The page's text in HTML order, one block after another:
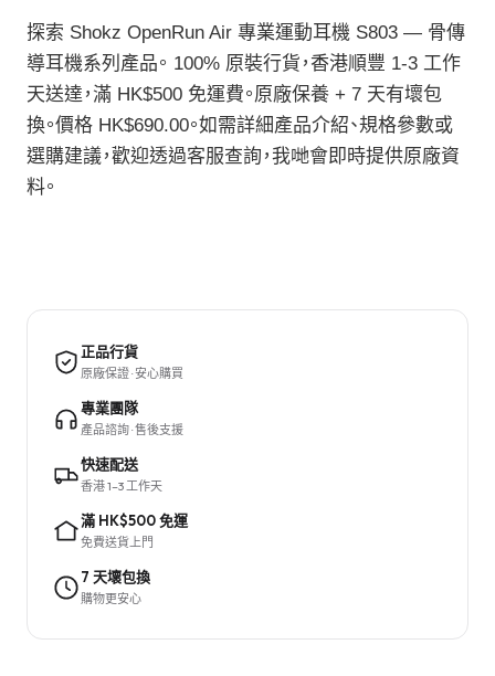
探索 Shokz OpenRun Air 專業運動耳機 S803 — 骨傳
導耳機系列產品。 100% 原裝行貨，香港順豐 1-3 工作
天送達，滿 HK$500 免運費。原廠保養 + 7 天有壞包
換。價格 HK$690.00。如需詳細產品介紹、規格參數或
選購建議，歡迎透過客服查詢，我哋會即時提供原廠資
料。
正品行貨
原廠保證 · 安心購買
專業團隊
產品諮詢 · 售後支援
快速配送
香港 1–3 工作天
滿 HK$500 免運
免費送貨上門
7 天壞包換
購物更安心